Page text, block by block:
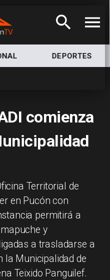
DEPORTES
comienza
Territorial de
en Pucón con
permitirá a
y
a trasladarse a
la Municipalidad de
Teixido Panguilef.